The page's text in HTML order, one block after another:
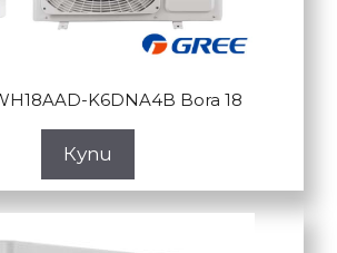
K6DNA4B Bora 18
Купи